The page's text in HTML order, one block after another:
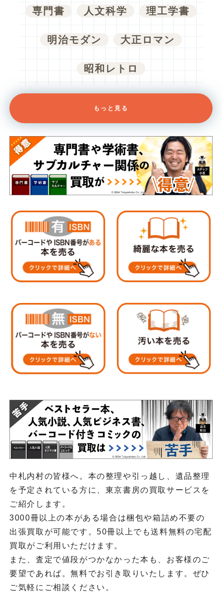
専門書 人文科学 理工学書
明治モダン 大正ロマン
昭和レトロ
もっと見る
中札内村の皆様へ。本の整理や引っ越し、遺品整理
を予定されている方に、東京書房の買取サービスを
ご紹介します。
3000冊以上の本がある場合は梱包や箱詰め不要の
出張買取が可能です。50冊以上でも送料無料の宅配
買取がご利用いただけます。
また、査定で値段がつかなかった本も、お客様のご
要望であれば。無料でお引き取りいたします。ぜひ
ご気軽にご相談ください。